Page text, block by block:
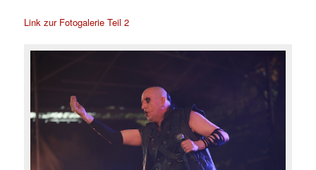
Link zur Fotogalerie Teil 2